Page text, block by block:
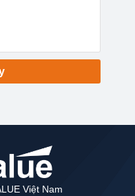
Việt Nam